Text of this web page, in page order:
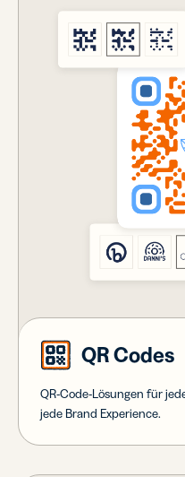
QR Codes
QR-Code-Lösungen für
jede Brand Experience.